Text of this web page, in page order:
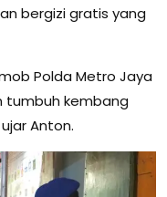
bergizi gratis yang
Polda Metro Jaya
tumbuh kembang
Anton.